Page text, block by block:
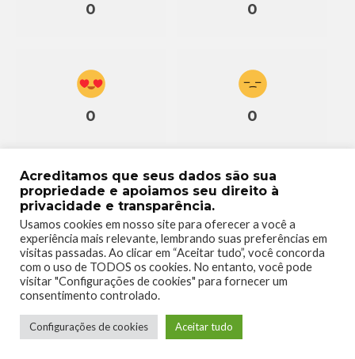
0 0
0 0
0
Acreditamos que seus dados são sua
propriedade e apoiamos seu direito à
privacidade e transparência.
Usamos cookies em nosso site para oferecer a você a
experiência mais relevante, lembrando suas preferências em
visitas passadas. Ao clicar em “Aceitar tudo”, você concorda
com o uso de TODOS os cookies. No entanto, você pode
visitar "Configurações de cookies" para fornecer um
consentimento controlado.
Configurações de cookies Aceitar tudo